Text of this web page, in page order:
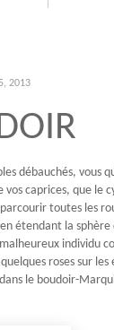
2013
débauchés, vous
vos caprices, que le
parcourir toutes les
étendant la
individu
roses sur les
le boudoir-